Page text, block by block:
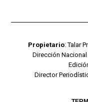
Propietario: Talar
Dirección
Director